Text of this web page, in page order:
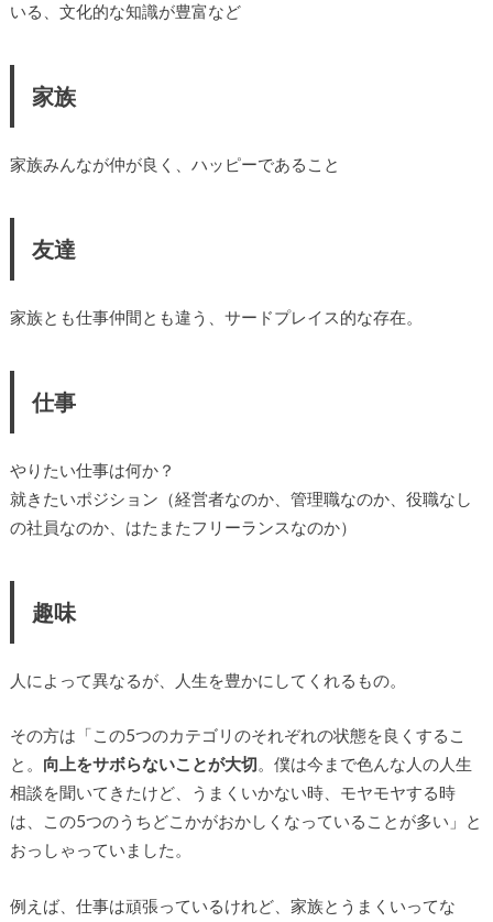
いる、文化的な知識が豊富など
家族
家族みんなが仲が良く、ハッピーであること
友達
家族とも仕事仲間とも違う、サードプレイス的な存在。
仕事
やりたい仕事は何か？
就きたいポジション（経営者なのか、管理職なのか、役職なし
の社員なのか、はたまたフリーランスなのか）
趣味
人によって異なるが、人生を豊かにしてくれるもの。
その方は「この5つのカテゴリのそれぞれの状態を良くするこ
と。 向上をサボらないことが大切。僕は今まで色んな人の人生
相談を聞いてきたけど、うまくいかない時、モヤモヤする時
は、この5つのうちどこかがおかしくなっていることが多い」と
おっしゃっていました。
例えば、仕事は頑張っているけれど、家族とうまくいってな